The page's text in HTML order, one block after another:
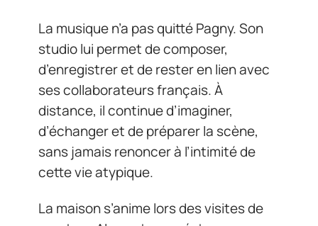
La musique n’a pas quitté Pagny. Son
studio lui permet de composer,
d’enregistrer et de rester en lien avec
ses collaborateurs français. À
distance, il continue d’imaginer,
d’échanger et de préparer la scène,
sans jamais renoncer à l’intimité de
cette vie atypique.
La maison s’anime lors des visites de